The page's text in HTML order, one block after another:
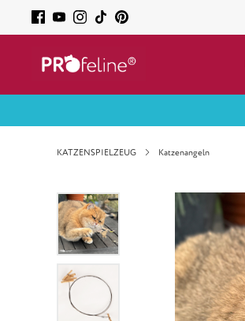
KATZENSPIELZEUG Katzenangeln
Bildergalerie überspringen